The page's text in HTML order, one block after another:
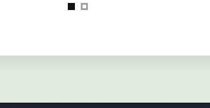
z vrhunskim delom na področju